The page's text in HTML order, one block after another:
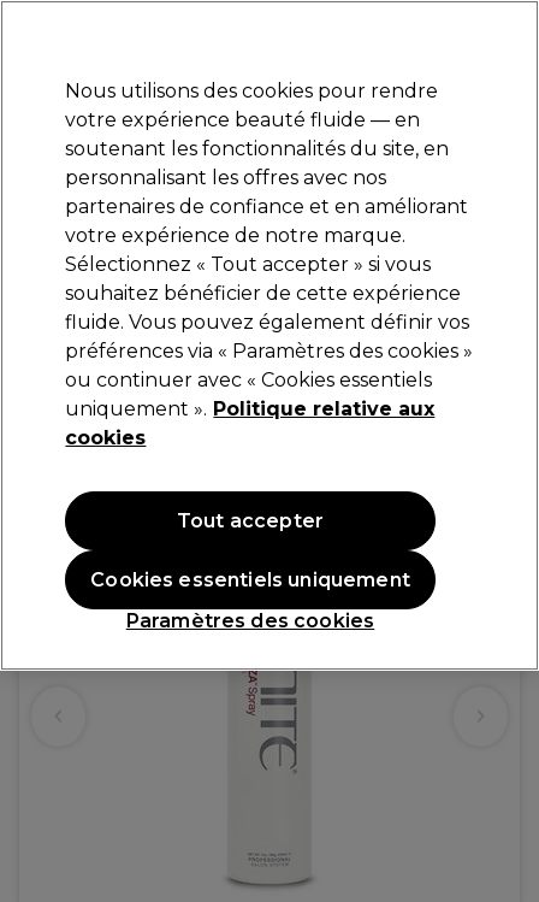
Se connecter
Marques Bons plans Coiffure Electro et Matériel
Livraison et délais
lire la suite
Unite Hair TEXTURIZA Spray de Finition 179g
)
34,21 €40,25 €
22.49 € pour 100g
OFFRE OFFRE EN LIGNE
Nous utilisons des cookies pour rendre
votre expérience beauté fluide — en
soutenant les fonctionnalités du site, en
personnalisant les offres avec nos
partenaires de confiance et en améliorant
votre expérience de notre marque.
Sélectionnez « Tout accepter » si vous
souhaitez bénéficier de cette expérience
fluide. Vous pouvez également définir vos
préférences via « Paramètres des cookies »
ou continuer avec « Cookies essentiels
uniquement ». Politique relative aux
cookies
Paramètres des cookies
Cookies essentiels uniquement
Tout accepter